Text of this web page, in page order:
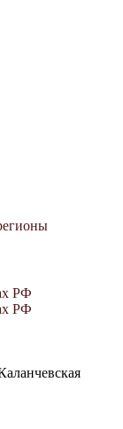
РФ
РФ